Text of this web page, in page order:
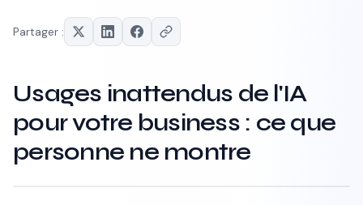
Partager :
Usages inattendus de l'IA
pour votre business : ce que
personne ne montre